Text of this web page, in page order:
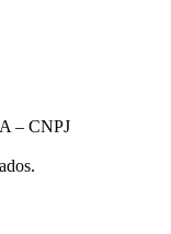
– CNPJ